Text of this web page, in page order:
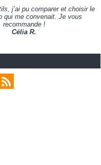
j’ai pu comparer et choisir le
qui me convenait. Je vous
recommande !
Célia R.